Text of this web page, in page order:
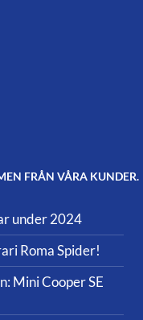
FRÅN VÅRA KUNDER.
under 2024
Roma Spider!
Mini Cooper SE